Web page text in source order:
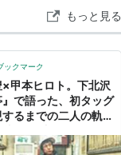
もっと見る
ックマーク
甲本ヒロト。下北沢
』で語った、初タッグ
るまでの二人の軌跡
】｜さんたつ by 散